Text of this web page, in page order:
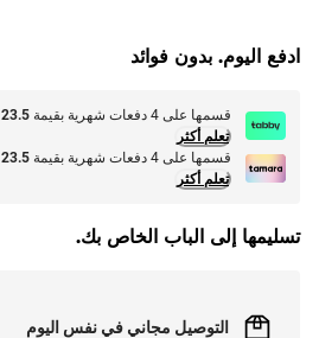
ادفع اليوم. بدون فوائد
قسمها على 4 دفعات شهرية بقيمة 23.5 ر.س
تعلم أكثر
قسمها على 4 دفعات شهرية بقيمة
23.5 ر.س
تعلم أكثر
تسليمها إلى الباب الخاص بك.
التوصيل مجاني في نفس اليوم